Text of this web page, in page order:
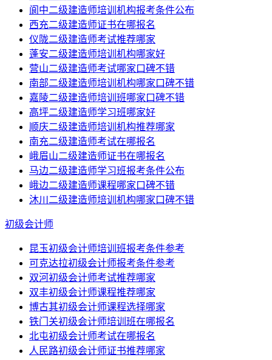
阆中二级建造师培训机构报考条件公布
西充二级建造师证书在哪报名
仪陇二级建造师考试推荐哪家
蓬安二级建造师培训机构哪家好
营山二级建造师考试哪家口碑不错
南部二级建造师培训机构哪家口碑不错
嘉陵二级建造师培训班哪家口碑不错
高坪二级建造师学习班哪家好
顺庆二级建造师培训机构推荐哪家
南充二级建造师考试在哪报名
峨眉山二级建造师证书在哪报名
马边二级建造师学习班报考条件公布
峨边二级建造师课程哪家口碑不错
沐川二级建造师培训机构哪家口碑不错
初级会计师
昆玉初级会计师培训班报考条件参考
可克达拉初级会计师报考条件参考
双河初级会计师考试推荐哪家
双丰初级会计师课程推荐哪家
博古其初级会计师课程选择哪家
铁门关初级会计师培训班在哪报名
北屯初级会计师考试在哪报名
人民路初级会计师证书推荐哪家